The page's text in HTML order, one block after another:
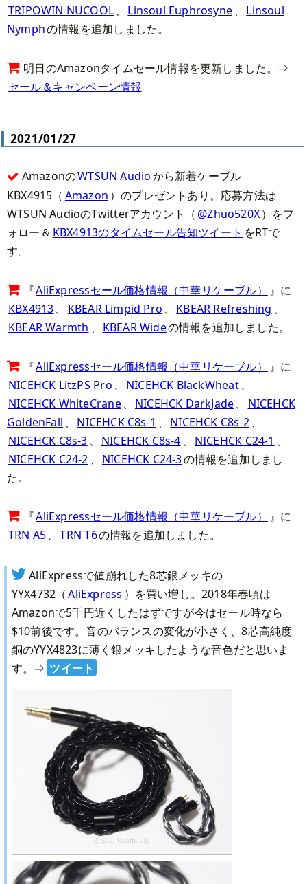
TRIPOWIN NUCOOL、 Linsoul Euphrosyne、
Linsoul
Nymphの情報を追加しました。
明日のAmazonタイムセール情報を更新しました。⇒
セール＆キャンペーン情報
2021/01/27
AmazonのWTSUN Audioから新着ケーブル
KBX4915（ Amazon ）のプレゼントあり。応募方法は
WTSUN AudioのTwitterアカウント（ @Zhuo520X）をフ
ォロー＆ KBX4913のタイムセール告知ツイート をRTで
す。
『AliExpressセール価格情報（中華リケーブル）
』に
KBX4913、 KBEAR Limpid Pro 、 KBEAR Refreshing 、
KBEAR Warmth 、 KBEAR Wideの情報を追加しました。
『AliExpressセール価格情報（中華リケーブル）
』に
NICEHCK LitzPS Pro 、 NICEHCK BlackWheat、
NICEHCK WhiteCrane、 NICEHCK DarkJade、
NICEHCK
GoldenFall 、 NICEHCK C8s-1 、 NICEHCK C8s-2、
NICEHCK C8s-3 、 NICEHCK C8s-4 、 NICEHCK C24-1 、
NICEHCK C24-2 、 NICEHCK C24-3の情報を追加しまし
た。
『AliExpressセール価格情報（中華リケーブル）
』に
TRN A5、 TRN T6の情報を追加しました。
AliExpressで値崩れした8芯銀メッキの
YYX4732（ AliExpress ）を買い増し。2018年春頃は
Amazonで5千円近くしたはずですが今はセール時なら
$10前後です。音のバランスの変化が小さく、8芯高純度
銅のYYX4823に薄く銀メッキしたような音色だと思いま
す。 ⇒ ツイート